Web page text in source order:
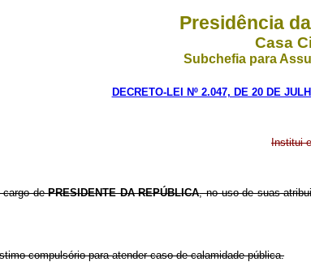
Presidência
Casa
Subchefia para
DECRETO-LEI Nº 2.047, DE 20 DE
Institui
cargo dePRESIDENTE DA REPÚBLICA, no uso de suas
compulsório para atender caso de calamidade pública.